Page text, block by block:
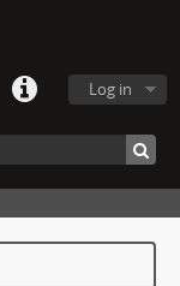
Log in